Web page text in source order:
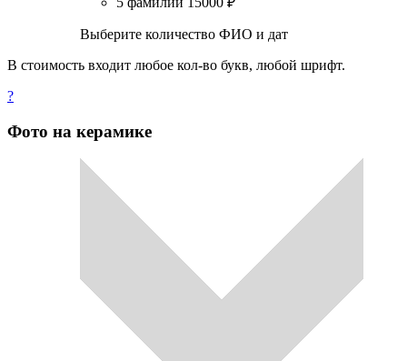
Выберите количество ФИО и дат
В стоимость входит любое кол-во букв, любой шрифт.
?
Фото на керамике